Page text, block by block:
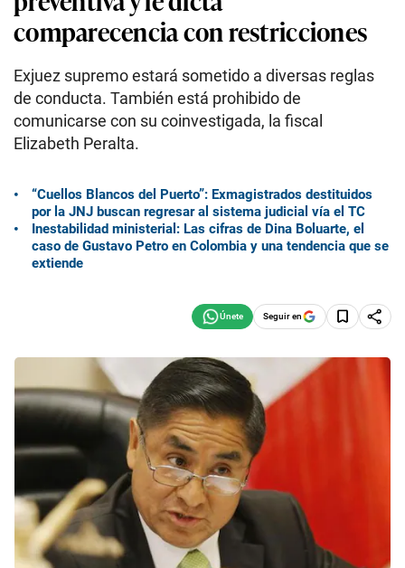
comparecencia con restricciones
Exjuez supremo estará sometido a diversas reglas
de conducta. También está prohibido de
comunicarse con su coinvestigada, la fiscal
Elizabeth Peralta.
“Cuellos Blancos del Puerto”: Exmagistrados destituidos
por la JNJ buscan regresar al sistema judicial vía el TC
Inestabilidad ministerial: Las cifras de Dina Boluarte, el
caso de Gustavo Petro en Colombia y una tendencia que se
extiende
Seguir en